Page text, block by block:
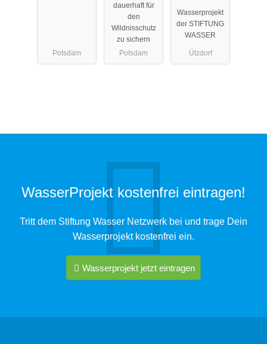
Potsdam
dauerhaft für
den
Wildnisschutz
zu sichern
Potsdam
ng nördlich
von Berlin -
Wasserprojekt
der STIFTUNG
WASSER
Ützdorf
WasserProjekt kostenfrei eintragen!
Tritt dem Stiftung Wasser Netzwerk bei und trage Dein
Wasserprojekt kostenfrei ein.
Wasserprojekt jetzt eintragen